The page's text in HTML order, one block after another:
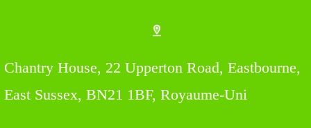
Chantry House, 22 Upperton Road, Eastbourne,
East Sussex, BN21 1BF, Royaume-Uni